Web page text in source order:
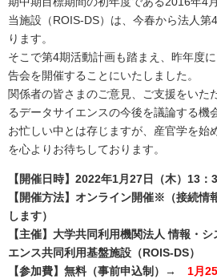
当施設（ROIS-DS）は、今春から法人第
ります。
そこで第4期活動計画も踏まえ、昨年度
告会を開催することにいたしました。
関係者の皆さまのご意見、ご支援をいた
るデータサイエンスの今後を議論する機
お忙しい中とは存じますが、産官学を始
を心よりお待ちしております。
【開催日時】2022年1月27日（木）13：
【開催方法】オンライン開催※（接続情
します）
【主催】大学共同利用機関法人 情報・
エンス共同利用基盤施設（ROIS-DS）
【参加費】無料（事前申込制）→ 1月